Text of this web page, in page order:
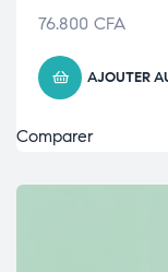
76.800 CFA
AJOUTER
Comparer